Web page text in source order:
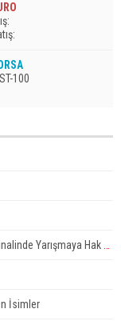
lış:
:
100
Yarışmaya Hak Kazandı
İsimler